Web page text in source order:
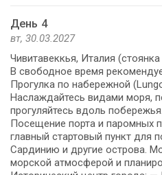
День 4
вт, 30.03.2027
Чивитавеккья, Италия
В свободное время
Прогулка по набережной
Наслаждайтесь видами моря,
прогуляйтесь вдоль побережья.
Посещение порта и паромных
главный стартовый пункт для
Сардинию и другие острова.
морской атмосферой и